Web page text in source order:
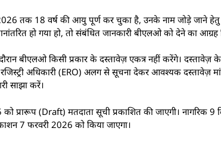
तक 18 वर्ष की आयु पूर्ण कर चुका है, उनके नाम जोड़े जाने हेतु
हो गया हो, तो संबंधित जानकारी बीएलओ को देने का
बीएलओ किसी प्रकार के दस्तावेज़ एकत्र नहीं करेंगे। दस्तावेज़
रजिस्ट्री अधिकारी (ERO) अलग से सूचना देकर आवश्यक
साझा करें।
प्रारूप (Draft) मतदाता सूची प्रकाशित की जाएगी।
7 फरवरी 2026 को किया जाएगा।